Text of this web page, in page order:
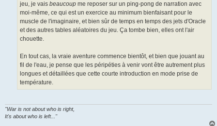
jeu, je vais beaucoup me reposer sur un ping-pong de narration avec
moi-même, ce qui est un exercice au minimum bienfaisant pour le
muscle de l'imaginaire, et bien sûr de temps en temps des jets d'Oracle
et des autres tables aléatoires du jeu. Ça tombe bien, elles ont l'air
chouette.
En tout cas, la vraie aventure commence bientôt, et bien que jouant au
fil de l'eau, je pense que les péripéties à venir vont être autrement plus
longues et détaillées que cette courte introduction en mode prise de
température.
"War is not about who is right,
It's about who is left..."